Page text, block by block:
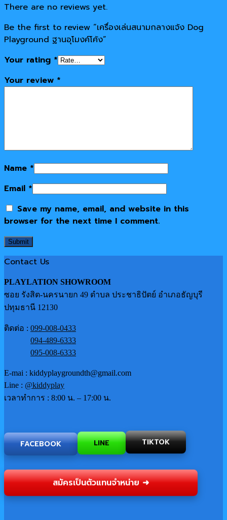
There are no reviews yet.
Be the first to review “เครื่องเล่นสนามกลางแจ้ง Dog
Playground ฐานอุโมงค์โค้ง”
Your rating *
Your review *
Name *
Email *
Save my name, email, and website in this
browser for the next time I comment.
Contact Us
PLAYLATION SHOWROOM
ซอย รังสิต-นครนายก 49 ตำบล ประชาธิปัตย์ อำเภอธัญบุรี
ปทุมธานี 12130
ติดต่อ : 099-008-0433
094-489-6333
095-008-6333
E-mai : kiddyplaygroundth@gmail.com
Line : @kiddyplay
เวลาทำการ : 8:00 น. – 17:00 น.
FACEBOOK LINE TIKTOK
สมัครเป็นตัวแทนจำหน่าย ➜